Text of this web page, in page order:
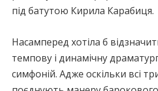
під батутою Кирила Карабиця.
Насамперед хотіла б
темпову і динамічну
симфоній. Адже оскільки всі